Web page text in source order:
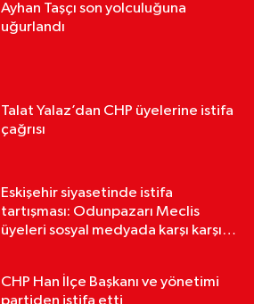
Ayhan Taşçı son yolculuğuna
uğurlandı
Talat Yalaz’dan CHP üyelerine istifa
çağrısı
Eskişehir siyasetinde istifa
tartışması: Odunpazarı Meclis
üyeleri sosyal medyada karşı karşıya
CHP Han İlçe Başkanı ve yönetimi